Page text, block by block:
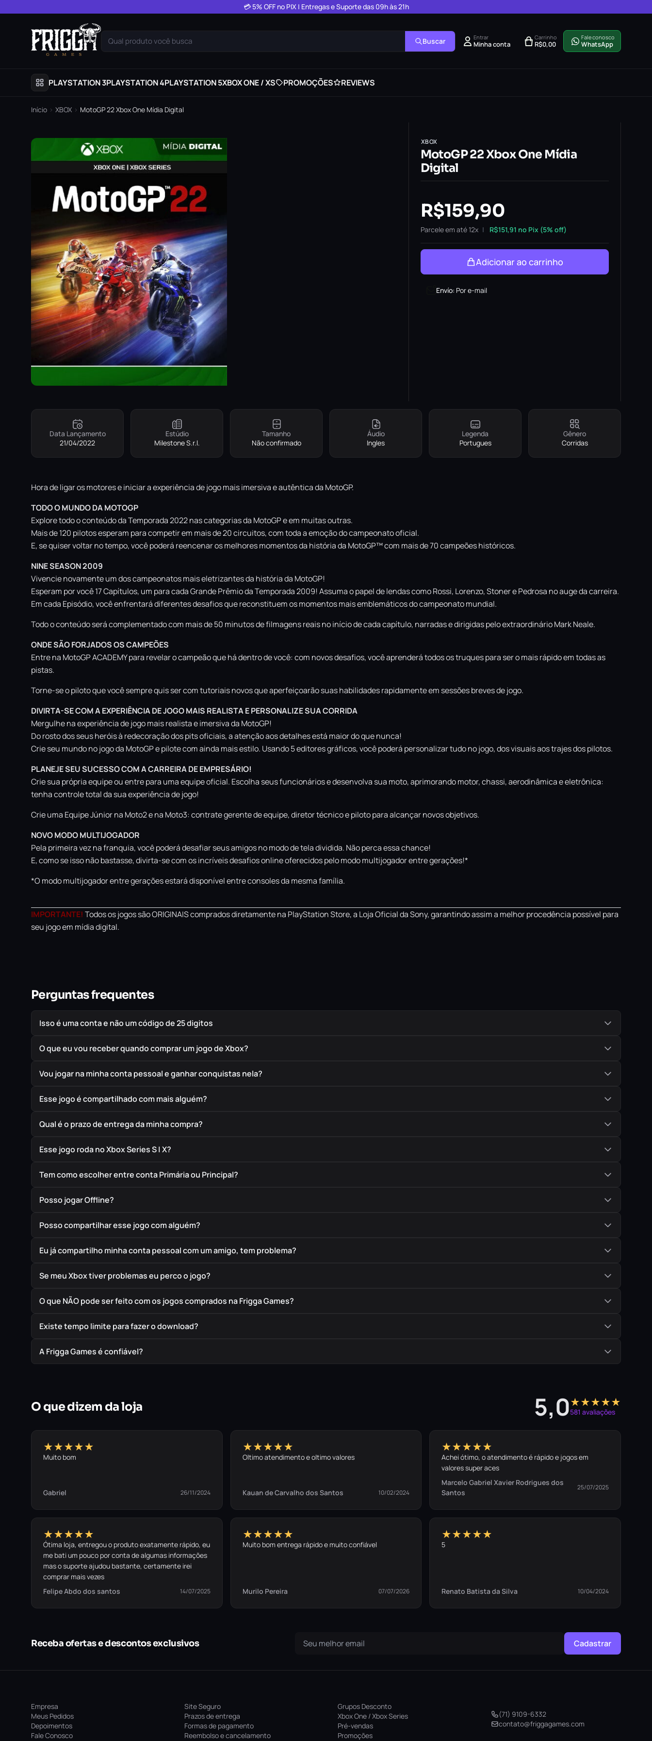
💳 5% OFF no PIX | Entregas e Suporte das 09h às 21h
Qual produto você busca Buscar Entrar
Minha conta
Carrinho
R$0,00
Fale conosco
WhatsApp
PLAYSTATION 3PLAYSTATION 4PLAYSTATION 5XBOX ONE / XS PROMOÇÕES REVIEWS
Início › XBOX › MotoGP 22 Xbox One Mídia Digital
XBOX
MotoGP 22 Xbox One Mídia
Digital
R$159,90
Parcele em até 12x R$151,91 no Pix (5% off)
Adicionar ao carrinho
Envío: Por e-mail
Data Lançamento
21/04/2022
Estúdio
Milestone S.r.l.
Tamanho
Não confirmado
Áudio
Ingles
Legenda
Portugues
Gênero
Corridas
Hora de ligar os motores e iniciar a experiência de jogo mais imersiva e autêntica da MotoGP.
TODO O MUNDO DA MOTOGP
Explore todo o conteúdo da Temporada 2022 nas categorias da MotoGP e em muitas outras.
Mais de 120 pilotos esperam para competir em mais de 20 circuitos, com toda a emoção do campeonato oficial.
E, se quiser voltar no tempo, você poderá reencenar os melhores momentos da história da MotoGP™ com mais de 70 campeões históricos.
NINE SEASON 2009
Vivencie novamente um dos campeonatos mais eletrizantes da história da MotoGP!
Esperam por você 17 Capítulos, um para cada Grande Prêmio da Temporada 2009! Assuma o papel de lendas como Rossi, Lorenzo, Stoner e Pedrosa no auge da carreira.
Em cada Episódio, você enfrentará diferentes desafios que reconstituem os momentos mais emblemáticos do campeonato mundial.
Todo o conteúdo será complementado com mais de 50 minutos de filmagens reais no início de cada capítulo, narradas e dirigidas pelo extraordinário Mark Neale.
ONDE SÃO FORJADOS OS CAMPEÕES
Entre na MotoGP ACADEMY para revelar o campeão que há dentro de você: com novos desafios, você aprenderá todos os truques para ser o mais rápido em todas as
pistas.
Torne-se o piloto que você sempre quis ser com tutoriais novos que aperfeiçoarão suas habilidades rapidamente em sessões breves de jogo.
DIVIRTA-SE COM A EXPERIÊNCIA DE JOGO MAIS REALISTA E PERSONALIZE SUA CORRIDA
Mergulhe na experiência de jogo mais realista e imersiva da MotoGP!
Do rosto dos seus heróis à redecoração dos pits oficiais, a atenção aos detalhes está maior do que nunca!
Crie seu mundo no jogo da MotoGP e pilote com ainda mais estilo. Usando 5 editores gráficos, você poderá personalizar tudo no jogo, dos visuais aos trajes dos pilotos.
PLANEJE SEU SUCESSO COM A CARREIRA DE EMPRESÁRIO!
Crie sua própria equipe ou entre para uma equipe oficial. Escolha seus funcionários e desenvolva sua moto, aprimorando motor, chassi, aerodinâmica e eletrônica:
tenha controle total da sua experiência de jogo!
Crie uma Equipe Júnior na Moto2 e na Moto3: contrate gerente de equipe, diretor técnico e piloto para alcançar novos objetivos.
NOVO MODO MULTIJOGADOR
Pela primeira vez na franquia, você poderá desafiar seus amigos no modo de tela dividida. Não perca essa chance!
E, como se isso não bastasse, divirta-se com os incríveis desafios online oferecidos pelo modo multijogador entre gerações!*
*O modo multijogador entre gerações estará disponível entre consoles da mesma família.
IMPORTANTE! Todos os jogos são ORIGINAIS comprados diretamente na PlayStation Store, a Loja Oficial da Sony, garantindo assim a melhor procedência possível para
seu jogo em mídia digital.
Perguntas frequentes
Isso é uma conta e não um código de 25 digitos
O que eu vou receber quando comprar um jogo de Xbox?
Vou jogar na minha conta pessoal e ganhar conquistas nela?
Esse jogo é compartilhado com mais alguém?
Qual é o prazo de entrega da minha compra?
Esse jogo roda no Xbox Series S | X?
Tem como escolher entre conta Primária ou Principal?
Posso jogar Offline?
Posso compartilhar esse jogo com alguém?
Eu já compartilho minha conta pessoal com um amigo, tem problema?
Se meu Xbox tiver problemas eu perco o jogo?
O que NÃO pode ser feito com os jogos comprados na Frigga Games?
Existe tempo limite para fazer o download?
A Frigga Games é confiável?
O que dizem da loja 5,0★★★★★
581 avaliações
★★★★★
Muito bom
Gabriel 26/11/2024
★★★★★
Oltimo atendimento e oltimo valores
Kauan de Carvalho dos Santos 10/02/2024
★★★★★
Achei ótimo, o atendimento é rápido e jogos em
valores super aces
Marcelo Gabriel Xavier Rodrigues dos
Santos
25/07/2025
★★★★★
Ótima loja, entregou o produto exatamente rápido, eu
me bati um pouco por conta de algumas informações
mas o suporte ajudou bastante, certamente irei
comprar mais vezes
Felipe Abdo dos santos
14/07/2025
★★★★★
Muito bom entrega rápido e muito confiável
Murilo Pereira 07/07/2026
★★★★★
5
Renato Batista da Silva 10/04/2024
Receba ofertas e descontos exclusivos Cadastrar
Empresa
Meus Pedidos
Depoimentos
Fale Conosco
Site Seguro
Prazos de entrega
Formas de pagamento
Reembolso e cancelamento
Grupos Desconto
Xbox One / Xbox Series
Pré-vendas
Promoções
(71) 9109-6332
contato@friggagames.com